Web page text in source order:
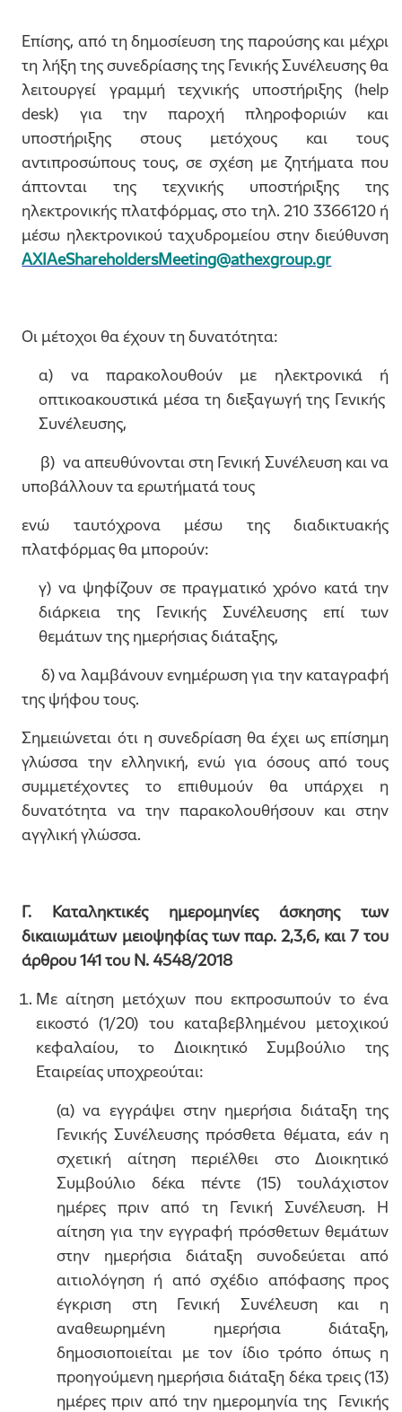
Επίσης, από τη δημοσίευση της παρούσης και μέχρι
τη λήξη της συνεδρίασης της Γενικής Συνέλευσης θα
λειτουργεί γραμμή τεχνικής υποστήριξης (help
desk) για την παροχή πληροφοριών και
υποστήριξης στους μετόχους και τους
αντιπροσώπους τους, σε σχέση με ζητήματα που
άπτονται της τεχνικής υποστήριξης της
ηλεκτρονικής πλατφόρμας, στο τηλ. 210 3366120 ή
μέσω ηλεκτρονικού ταχυδρομείου στην διεύθυνση
AXIAeShareholdersMeeting@athexgroup.gr
Οι μέτοχοι θα έχουν τη δυνατότητα:
α) να παρακολουθούν με ηλεκτρονικά ή
οπτικοακουστικά μέσα τη διεξαγωγή της Γενικής
Συνέλευσης,
β) να απευθύνονται στη Γενική Συνέλευση και να
υποβάλλουν τα ερωτήματά τους
ενώ ταυτόχρονα μέσω της διαδικτυακής
πλατφόρμας θα μπορούν:
γ) να ψηφίζουν σε πραγματικό χρόνο κατά την
διάρκεια της Γενικής Συνέλευσης επί των
θεμάτων της ημερήσιας διάταξης,
δ) να λαμβάνουν ενημέρωση για την καταγραφή
της ψήφου τους.
Σημειώνεται ότι η συνεδρίαση θα έχει ως επίσημη
γλώσσα την ελληνική, ενώ για όσους από τους
συμμετέχοντες το επιθυμούν θα υπάρχει η
δυνατότητα να την παρακολουθήσουν και στην
αγγλική γλώσσα.
Γ. Καταληκτικές ημερομηνίες άσκησης των
δικαιωμάτων μειοψηφίας των παρ. 2,3,6, και 7 του
άρθρου 141 του Ν. 4548/2018
Με αίτηση μετόχων που εκπροσωπούν το ένα
εικοστό (1/20) του καταβεβλημένου μετοχικού
κεφαλαίου, το Διοικητικό Συμβούλιο της
Εταιρείας υποχρεούται:
(α) να εγγράψει στην ημερήσια διάταξη της
Γενικής Συνέλευσης πρόσθετα θέματα, εάν η
σχετική αίτηση περιέλθει στο Διοικητικό
Συμβούλιο δέκα πέντε (15) τουλάχιστον
ημέρες πριν από τη Γενική Συνέλευση. Η
αίτηση για την εγγραφή πρόσθετων θεμάτων
στην ημερήσια διάταξη συνοδεύεται από
αιτιολόγηση ή από σχέδιο απόφασης προς
έγκριση στη Γενική Συνέλευση και η
αναθεωρημένη ημερήσια διάταξη,
δημοσιοποιείται με τον ίδιο τρόπο όπως η
προηγούμενη ημερήσια διάταξη δέκα τρεις (13)
ημέρες πριν από την ημερομηνία της Γενικής